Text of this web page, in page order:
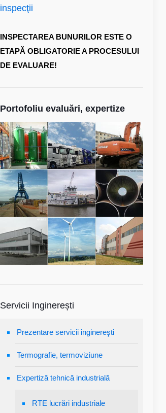
inspecţii
INSPECTAREA BUNURILOR ESTE O
ETAPĂ OBLIGATORIE A PROCESULUI
DE EVALUARE!
Portofoliu evaluări, expertize
Servicii Inginerești
Prezentare servicii inginereşti
Termografie, termoviziune
Expertiză tehnică industrială
RTE lucrări industriale